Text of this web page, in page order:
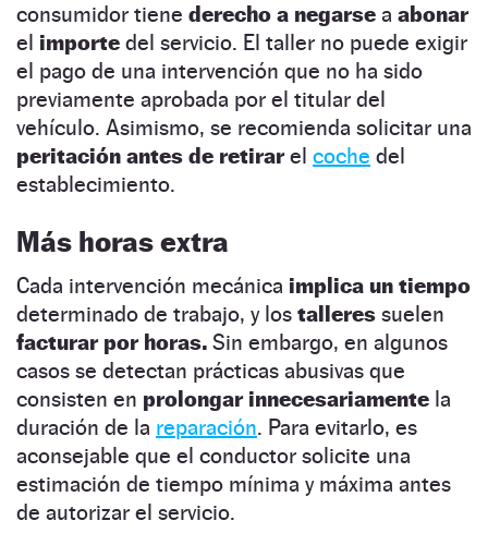
consumidor tiene derecho a negarse a abonar
el importe del servicio. El taller no puede exigir
el pago de una intervención que no ha sido
previamente aprobada por el titular del
vehículo. Asimismo, se recomienda solicitar una
peritación antes de retirarel coche del
establecimiento.
Más horas extra
Cada intervención mecánica implica un tiempo
determinado de trabajo, y los talleres suelen
facturar por horas. Sin embargo, en algunos
casos se detectan prácticas abusivas que
consisten en prolongar innecesariamente la
duración de la reparación. Para evitarlo, es
aconsejable que el conductor solicite una
estimación de tiempo mínima y máxima antes
de autorizar el servicio.